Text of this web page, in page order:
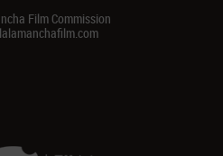
Film Commission